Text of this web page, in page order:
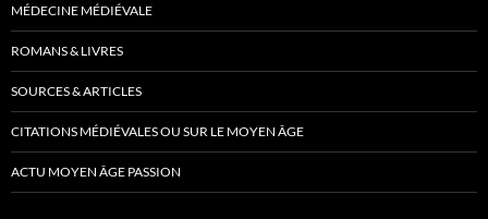
MÉDECINE MÉDIÉVALE
ROMANS & LIVRES
SOURCES & ARTICLES
CITATIONS MÉDIÉVALES OU SUR LE MOYEN ÂGE
ACTU MOYEN ÂGE PASSION